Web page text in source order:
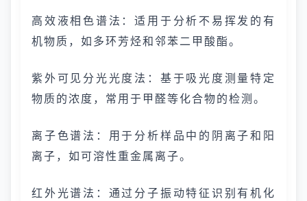
高效液相色谱法：适用于分析不易挥发的有
机物质，如多环芳烃和邻苯二甲酸酯。
紫外可见分光光度法：基于吸光度测量特定
物质的浓度，常用于甲醛等化合物的检测。
离子色谱法：用于分析样品中的阴离子和阳
离子，如可溶性重金属离子。
红外光谱法：通过分子振动特征识别有机化